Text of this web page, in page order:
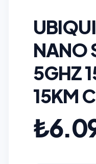
NANO
5GHZ
15KM